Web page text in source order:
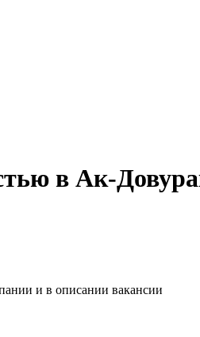
в Ак-
и в описании вакансии